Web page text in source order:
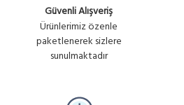
Güvenli Alışveriş
Ürünlerimiz özenle
paketlenerek sizlere
sunulmaktadır